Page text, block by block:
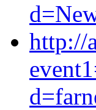
http://